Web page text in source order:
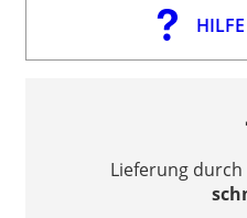
Lieferung